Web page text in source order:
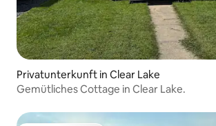
Privatunterkunft in Clear Lake
Gemütliches Cottage in Clear Lake.